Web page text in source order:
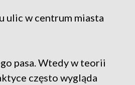
ulic w centrum miasta
pasa. Wtedy w teorii
często wygląda